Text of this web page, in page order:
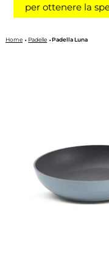
per ottenere la
Home Padelle Padella Luna